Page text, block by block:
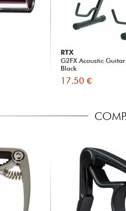
RTX
G2FX Acoustic
Black
17.50 €